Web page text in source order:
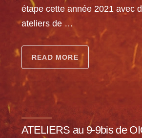
étape cette année 2021 avec
ateliers de …
READ MORE
ATELIERS au 9-9bis de